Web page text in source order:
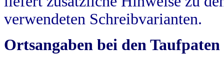
verwendeten Schreibvarianten.
Ortsangaben bei den Taufpaten